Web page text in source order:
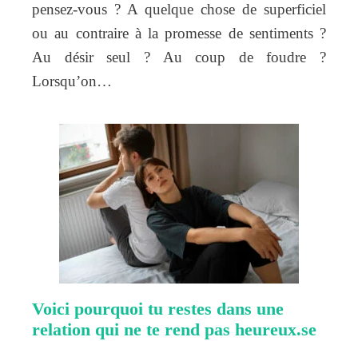
pensez-vous ? A quelque chose de superficiel
ou au contraire à la promesse de sentiments ?
Au désir seul ? Au coup de foudre ?
Lorsqu’on…
Voici pourquoi tu restes dans une
relation qui ne te rend pas heureux.se